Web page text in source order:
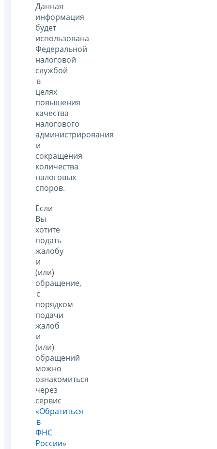
Данная
информация
будет
использована
Федеральной
налоговой
службой
в
целях
повышения
качества
налогового
администрирования
и
сокращения
количества
налоговых
споров.
Если
Вы
хотите
подать
жалобу
и
(или)
обращение,
с
порядком
подачи
жалоб
и
(или)
обращений
можно
ознакомиться
через
сервис
«Обратиться
в
ФНС
России»